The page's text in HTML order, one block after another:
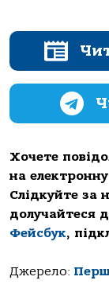
Хочете
на
Слідкуйте
долучайтеся
Фейсбук,
Джерело: